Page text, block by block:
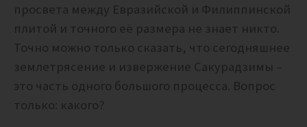
просвета между Евразийской и Филиппинской
плитой и точного её размера не знает никто.
Точно можно только сказать, что сегодняшнее
землетрясение и извержение Сакурадзимы –
это часть одного большого процесса. Вопрос
только: какого?